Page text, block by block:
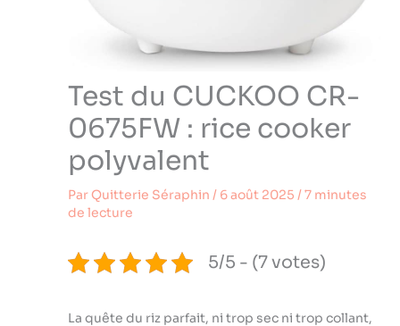
Test du CUCKOO CR-
0675FW : rice cooker
polyvalent
Par Quitterie Séraphin / 6 août 2025 /7 minutes
de lecture
5/5 - (7 votes)
La quête du riz parfait, ni trop sec ni trop collant,